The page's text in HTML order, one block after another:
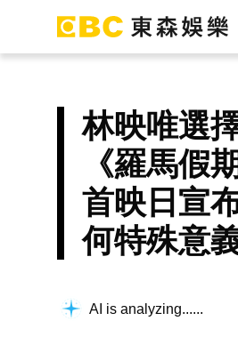
林映唯選
《羅馬假
首映日宣
何特殊意
AI is analyzing...